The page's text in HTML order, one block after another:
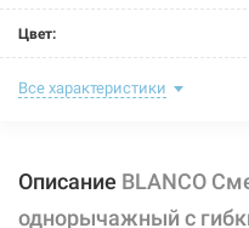
Цвет:
Назначение смесителя:
Размер картриджа:
Все характеристики
Описание BLANCO
однорычажный с